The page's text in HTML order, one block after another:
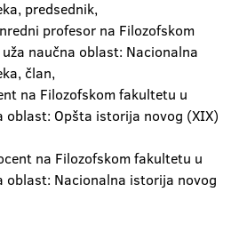
predsednik,
profesor na Filozofskom
naučna oblast: Nacionalna
član,
na Filozofskom fakultetu u
oblast: Opšta istorija novog (XIX)
na Filozofskom fakultetu u
oblast: Nacionalna istorija novog